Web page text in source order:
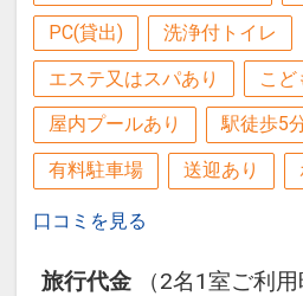
PC(貸出) 洗浄付トイレ
エステ又はスパあり こど
屋内プールあり 駅徒歩5
有料駐車場 送迎あり
口コミを見る
旅行代金
（2名1室ご利